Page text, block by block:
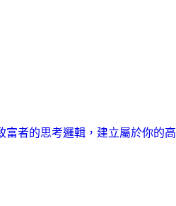
富者的思考邏輯，建立屬於你的高